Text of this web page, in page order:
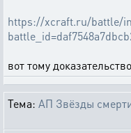
https://xcraft.ru/battle/
вот тому
Тема: АП Звёзды